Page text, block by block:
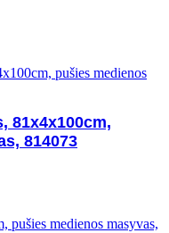
81x4x100cm,
814073